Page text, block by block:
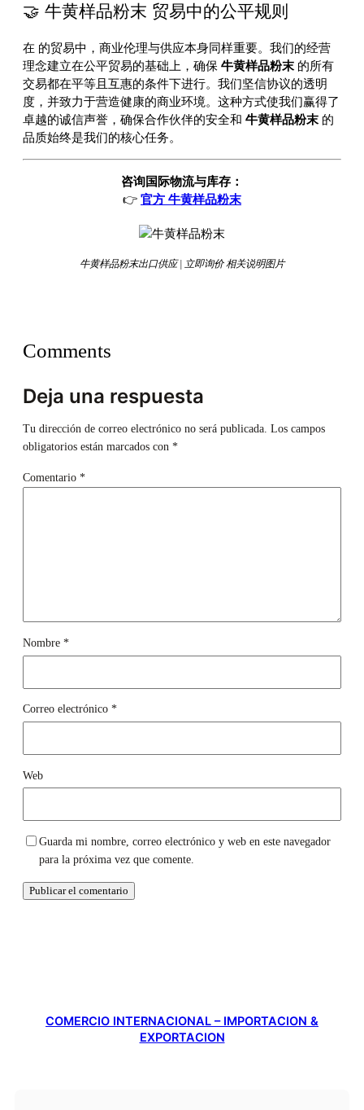
🤝 牛黄样品粉末 贸易中的公平规则
在 的贸易中，商业伦理与供应本身同样重要。我们的经营
理念建立在公平贸易的基础上，确保 牛黄样品粉末 的所有
交易都在平等且互惠的条件下进行。我们坚信协议的透明
度，并致力于营造健康的商业环境。这种方式使我们赢得了
卓越的诚信声誉，确保合作伙伴的安全和 牛黄样品粉末 的
品质始终是我们的核心任务。
咨询国际物流与库存：
👉 官方 牛黄样品粉末
牛黄样品粉末出口供应 | 立即询价 相关说明图片
Comments
Deja una respuesta
Tu dirección de correo electrónico no será publicada. Los campos
obligatorios están marcados con *
Comentario *
Nombre *
Correo electrónico *
Web
Guarda mi nombre, correo electrónico y web en este navegador
para la próxima vez que comente.
COMERCIO INTERNACIONAL – IMPORTACION &
EXPORTACION